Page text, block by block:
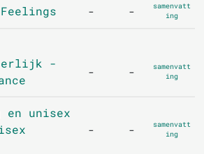
- -
samenvatt
ing
-
- -
samenvatt
ing
en unisex
- -
samenvatt
ing